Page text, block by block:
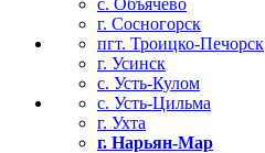
с. Объячево
г. Сосногорск
пгт. Троицко-Печорск
г. Усинск
с. Усть-Кулом
с. Усть-Цильма
г. Ухта
г. Нарьян-Мар